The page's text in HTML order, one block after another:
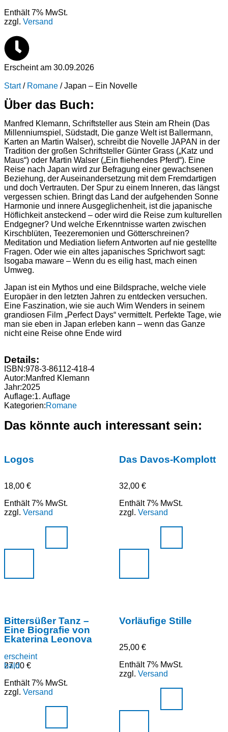
Enthält 7% MwSt.
zzgl. Versand
Erscheint am 30.09.2026
Start/ Romane / Japan – Ein Novelle
Über das Buch:
Manfred Klemann, Schriftsteller aus Stein am Rhein (Das
Millenniumspiel, Südstadt, Die ganze Welt ist Ballermann,
Karten an Martin Walser), schreibt die Novelle JAPAN in der
Tradition der großen Schriftsteller Günter Grass („Katz und
Maus“) oder Martin Walser („Ein fliehendes Pferd“). Eine
Reise nach Japan wird zur Befragung einer gewachsenen
Beziehung, der Auseinandersetzung mit dem Fremdartigen
und doch Vertrauten. Der Spur zu einem Inneren, das längst
vergessen schien. Bringt das Land der aufgehenden Sonne
Harmonie und innere Ausgeglichenheit, ist die japanische
Höflichkeit ansteckend – oder wird die Reise zum kulturellen
Endgegner? Und welche Erkenntnisse warten zwischen
Kirschblüten, Teezeremonien und Götterschreinen?
Meditation und Mediation liefern Antworten auf nie gestellte
Fragen. Oder wie ein altes japanisches Sprichwort sagt:
Isogaba maware – Wenn du es eilig hast, mach einen
Umweg.
Japan ist ein Mythos und eine Bildsprache, welche viele
Europäer in den letzten Jahren zu entdecken versuchen.
Eine Faszination, wie sie auch Wim Wenders in seinem
grandiosen Film „Perfect Days“ vermittelt. Perfekte Tage, wie
man sie eben in Japan erleben kann – wenn das Ganze
nicht eine Reise ohne Ende wird
Details:
ISBN:978-3-86112-418-4
Autor:Manfred Klemann
Jahr:2025
Auflage:1. Auflage
Kategorien:Romane
Das könnte auch interessant sein:
Logos
18,00 €
Enthält 7% MwSt.
zzgl. Versand
Das Davos-Komplott
32,00 €
Enthält 7% MwSt.
zzgl. Versand
Bittersüßer Tanz –
Eine Biografie von
Ekaterina Leonova
erscheint
bald
27,00 €
Enthält 7% MwSt.
zzgl. Versand
Vorläufige Stille
25,00 €
Enthält 7% MwSt.
zzgl. Versand